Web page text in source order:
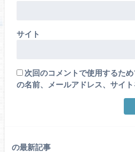
サイト
次回のコメントで使用するた
の名前、メールアドレス、サイト
の最新記事